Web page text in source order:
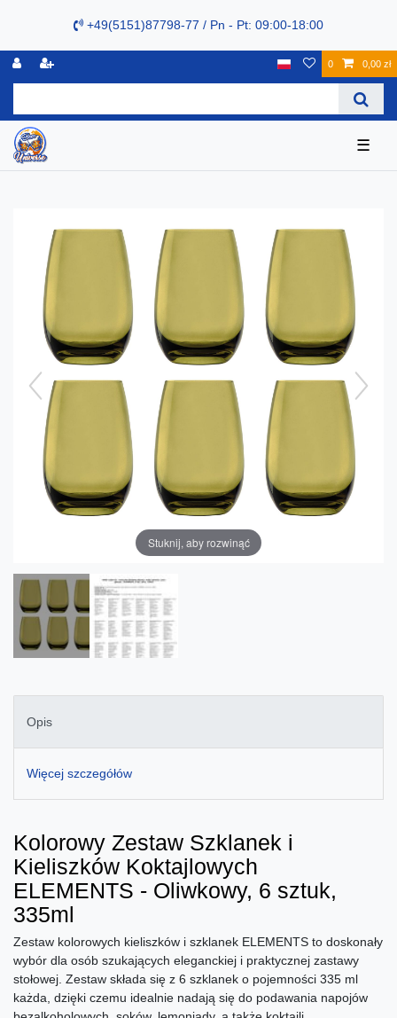
+49(5151)87798-77 / Pn - Pt: 09:00-18:00
0 0,00 zł
☰
Stuknij, aby rozwinąć
Opis
Więcej szczegółów
Kolorowy Zestaw Szklanek i
Kieliszków Koktajlowych
ELEMENTS - Oliwkowy, 6 sztuk,
335ml
Zestaw kolorowych kieliszków i szklanek ELEMENTS to doskonały
wybór dla osób szukających eleganckiej i praktycznej zastawy
stołowej. Zestaw składa się z 6 szklanek o pojemności 335 ml
każda, dzięki czemu idealnie nadają się do podawania napojów